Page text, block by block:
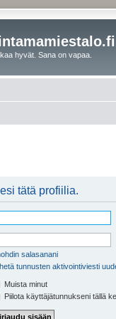
hyvät. Sana on vapaa.
tätä profiilia.
salasanani
tunnusten aktivointiviesti
Muista minut
Piilota käyttäjätunnukseni tällä